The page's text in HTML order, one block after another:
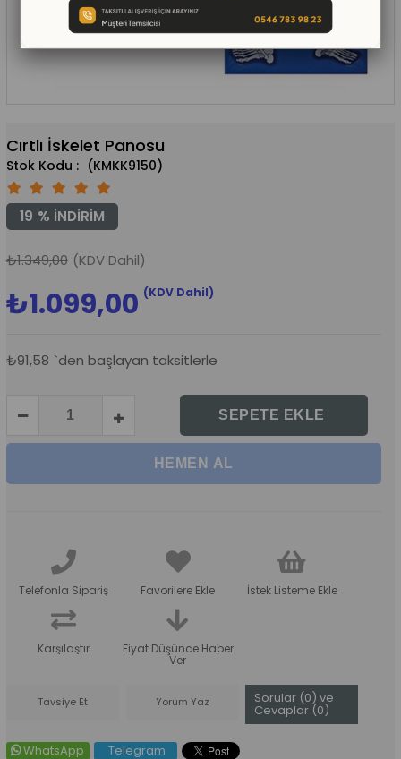
Cırtlı İskelet Panosu
(KMKK9150)
%
19 İNDIRIM
₺1.349,00 (KDV Dahil)
₺1.099,00 (KDV Dahil)
₺91,58 `den başlayan taksitlerle
Telefonla Sipariş Favorilere Ekle İstek Listeme Ekle
Karşılaştır Fiyat Düşünce Haber
Ver
Tavsiye Et Yorum Yaz Sorular (0) ve
Cevaplar (0)
WhatsApp Telegram